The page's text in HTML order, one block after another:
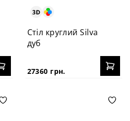
Стіл круглий Silva
дуб
27360 грн.